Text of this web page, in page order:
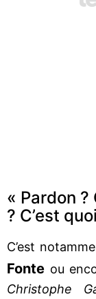
« Pardon
? C’est
C’est
Fonte ou
Christophe